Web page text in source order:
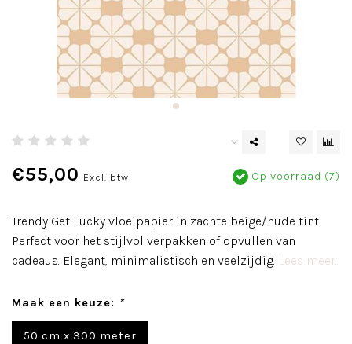
€55,00 Excl. btw Op voorraad (7)
Trendy Get Lucky vloeipapier in zachte beige/nude tint.
Perfect voor het stijlvol verpakken of opvullen van
cadeaus. Elegant, minimalistisch en veelzijdig. Lees meer..
Maak een keuze: *
50 cm x 300 meter